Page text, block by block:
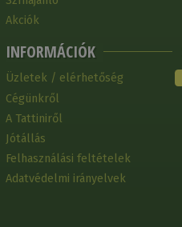
Akciók
INFORMÁCIÓK
Üzletek / elérhetőség
Cégünkről
A Tattiniről
Jótállás
Felhasználási feltételek
Adatvédelmi irányelvek